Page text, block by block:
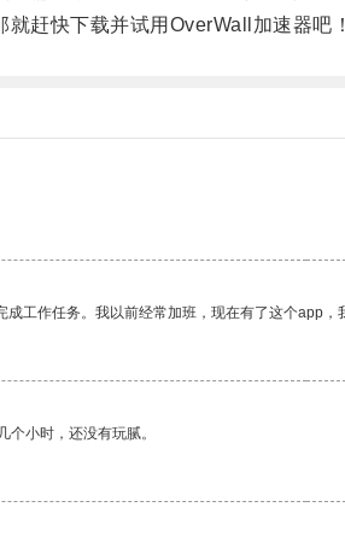
赶快下载并试用OverWall加速器吧
工作任务。我以前经常加班，现在有了这个app，
小时，还没有玩腻。